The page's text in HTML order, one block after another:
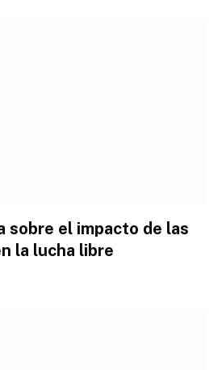
sobre el impacto de las
la lucha libre